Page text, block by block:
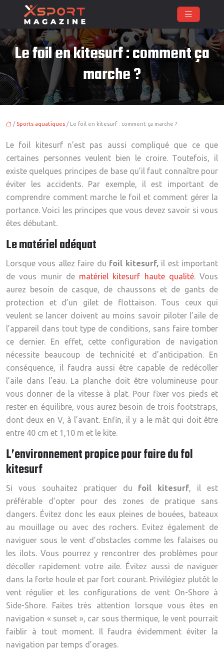
Le foil en kitesurf : comment ça
marche ?
/ Sports aquatiques / Le foil en kitesurf : comment ça marche ?
Le foil kitesurf n’est pas aussi compliqué que ce que
certaines personnes veulent bien le croire. Toutefois, il
existe quelques principes de base qu’il faut connaître pour
éviter les accidents. Par exemple, il est important de
comprendre comment marche le foil et comment gérer la
portance. Voici les principes que vous devez savoir si vous
êtes débutant.
Le matériel adéquat
Lorsque vous allez faire du foil kitesurf,il est important
de vous munir de matériel kitesurf haute qualité. Vous
aurez besoin de casque, de chaussons et de gants de
protection et d’un gilet de flottaison. Tous ceux qui
veulent se lancer doivent au moins savoir piloter l’aile de
l’appareil dans tout type de conditions, sans faire tomber
ce dernier. En effet, cette configuration de navigation
nécessite beaucoup de technicité et d’anticipation. En
conséquence, il faudra aussi être capable de redécoller
l’aile dans l’eau. La planche doit être volumineuse pour
vous donner de la vitesse à plat. Pour fixer vos pieds et
rester en équilibre, vous aurez besoin de trois footstraps,
dont deux en V, à l’avant. Enfin, il y a le mât qui doit être
entre 40 cm et 1,10 m et le kite.
L’environnement propice pour faire du fol
kitesurf
Si vous souhaitez pratiquer du foil kitesurf, il est
préférable d’opter pour des zones de pratique sans
dangers. Évitez donc les eaux pleines de bouées, bateaux
au mouillage ou avec des rochers. Evitez également de
naviguer sous le vent d’obstacles comme les falaises ou
les ilots. Vous pourrez y rencontrer des problèmes pour
décoller rapidement votre aile. Évitez aussi de naviguer
dans la forte houle et par fort courant. Privilégiez plutôt le
vent régulier et les configurations de vent On-Shore à
Side-Shore. Faites très attention lorsque vous êtes en
navigation « sunset », car sous thermique, le vent pourrait
faiblir à tout moment. Il faudra évidemment éviter la
navigation par temps d’orages.